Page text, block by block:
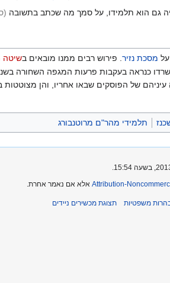
גם הוא תלמידו, על סמך מה שכתב בתשובה
מסכת נזיר . פירוש רבים ממנו מובאים בשיטה
עיניהם של הפוסקים שבאו אחריו, והן מצוטטות
תלמידי מהר"ם מרוטנבורג
Attribution- אלא אם נאמר אחרת.
משפטיות תצוגת מכשירים ניידים